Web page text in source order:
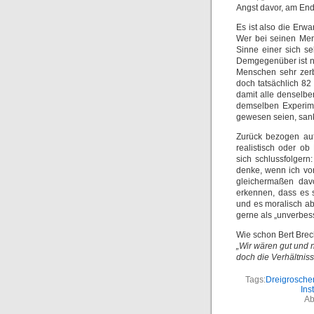
Angst davor, am
Es ist also die
Wer bei seinen
Sinne einer sich
Demgegenüber ist
Menschen sehr
doch tatsächlich 82
damit alle
demselben
gewesen seien,
Zurück bezogen
realistisch oder ob
sich
denke, wenn ich
gleichermaßen
erkennen, dass es
und es moralisch
gerne als
Wie schon Bert
„Wir wären gut und
doch die
Tags: